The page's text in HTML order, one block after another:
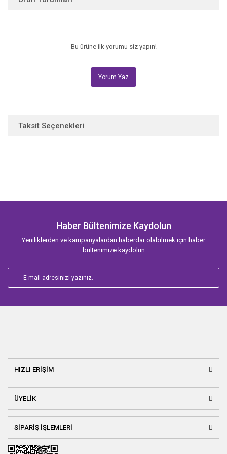
Bu ürüne ilk yorumu siz yapın!
Yorum Yaz
Taksit Seçenekleri
Haber Bültenimize Kaydolun
Yeniliklerden ve kampanyalardan haberdar olabilmek için haber
bültenimize kaydolun
HIZLI ERİŞİM
ÜYELİK
SİPARİŞ İŞLEMLERİ